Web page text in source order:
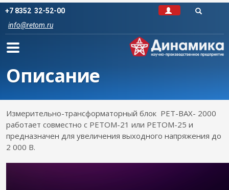
+7 8352 32-52-00
info@retom.ru
Описание
Измерительно-трансформаторный блок РЕТ-ВАХ- 2000
работает совместно с РЕТОМ-21 или РЕТОМ-25 и
предназначен для увеличения выходного напряжения до
2 000 В.